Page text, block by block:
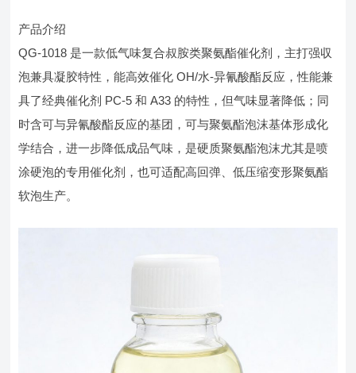
产品介绍
QG-1018 是一款低气味复合叔胺类聚氨酯催化剂，主打强収
泡兼具凝胶特性，能高效催化 OH/水-异氰酸酯反应，性能兼
具了经典催化剂 PC-5 和 A33 的特性，但气味显著降低；同
时含可与异氰酸酯反应的基团，可与聚氨酯泡沫基体形成化
学结合，进一步降低成品气味，是硬质聚氨酯泡沫尤其是喷
涂硬泡的专用催化剂，也可适配高回弹、低压缩变形聚氨酯
软泡生产。